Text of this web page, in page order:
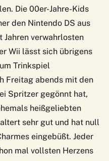
Die 00er-Jahre-Kids
den Nintendo DS aus
Jahren verwahrlosten
Wii lässt sich übrigens
Trinkspiel
Freitag abends mit den
Spritzer gegönnt hat,
heißgeliebten
sehr gut und hat null
eingebüßt. Jeder
mal vollsten Herzens